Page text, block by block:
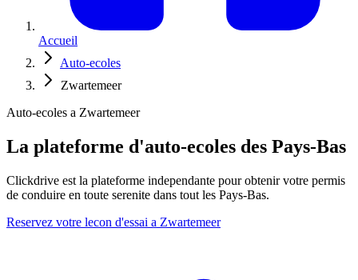
Accueil
Auto-ecoles
Zwartemeer
Auto-ecoles a Zwartemeer
La plateforme d'auto-ecoles des Pays-Bas
Clickdrive est la plateforme independante pour obtenir votre permis
de conduire en toute serenite dans tout les Pays-Bas.
Reservez votre lecon d'essai a Zwartemeer